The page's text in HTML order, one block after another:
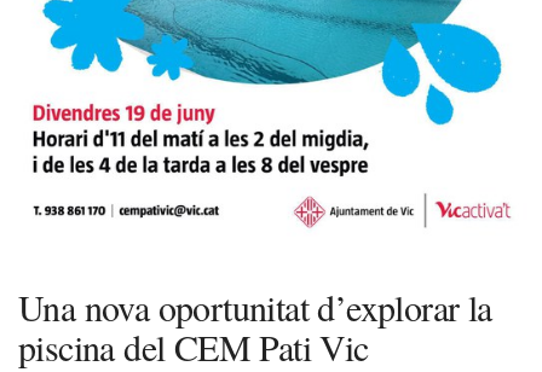
Una nova oportunitat d’explorar la
piscina del CEM Pati Vic